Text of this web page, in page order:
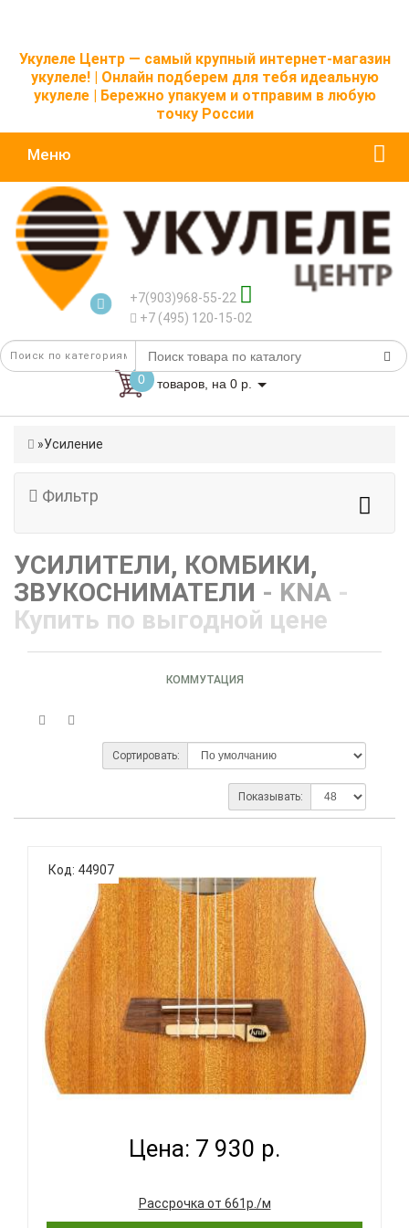
Укулеле Центр — самый крупный интернет-магазин
укулеле! | Онлайн подберем для тебя идеальную
укулеле | Бережно упакуем и отправим в любую
точку России
Меню
+7(903)968-55-22
+7 (495) 120-15-02
0 товаров, на 0 р.
Усиление
Фильтр
УСИЛИТЕЛИ, КОМБИКИ,
ЗВУКОСНИМАТЕЛИ - KNA -
Купить по выгодной цене
КОММУТАЦИЯ
Сортировать:
Показывать:
Код: 44907
KNA UK-1 - ЗВУКОСНИМАТЕЛЬ ДЛЯ УКУЛЕЛЕ...
Цена: 7 930 р.
Рассрочка от 661р./м